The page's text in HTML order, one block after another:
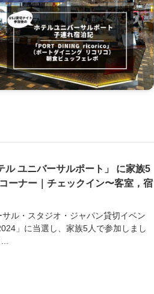
ル ユニバーサルポート」 に家族5
ーナー｜チェックイン〜客室，宿
ル・スタジオ・ジャパン貸切イベン
」に当選し、家族5人で参加しまし